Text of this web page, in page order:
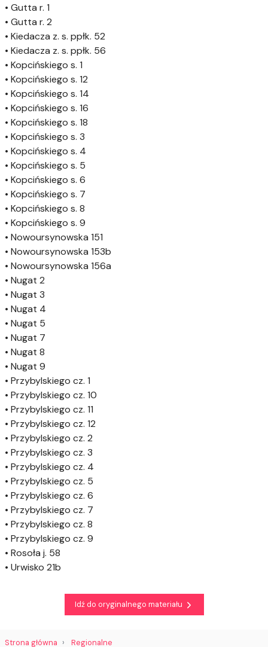
• Gutta r. 1
• Gutta r. 2
• Kiedacza z. s. ppłk. 52
• Kiedacza z. s. ppłk. 56
• Kopcińskiego s. 1
• Kopcińskiego s. 12
• Kopcińskiego s. 14
• Kopcińskiego s. 16
• Kopcińskiego s. 18
• Kopcińskiego s. 3
• Kopcińskiego s. 4
• Kopcińskiego s. 5
• Kopcińskiego s. 6
• Kopcińskiego s. 7
• Kopcińskiego s. 8
• Kopcińskiego s. 9
• Nowoursynowska 151
• Nowoursynowska 153b
• Nowoursynowska 156a
• Nugat 2
• Nugat 3
• Nugat 4
• Nugat 5
• Nugat 7
• Nugat 8
• Nugat 9
• Przybylskiego cz. 1
• Przybylskiego cz. 10
• Przybylskiego cz. 11
• Przybylskiego cz. 12
• Przybylskiego cz. 2
• Przybylskiego cz. 3
• Przybylskiego cz. 4
• Przybylskiego cz. 5
• Przybylskiego cz. 6
• Przybylskiego cz. 7
• Przybylskiego cz. 8
• Przybylskiego cz. 9
• Rosoła j. 58
• Urwisko 21b
Idź do oryginalnego materiału
Strona główna Regionalne